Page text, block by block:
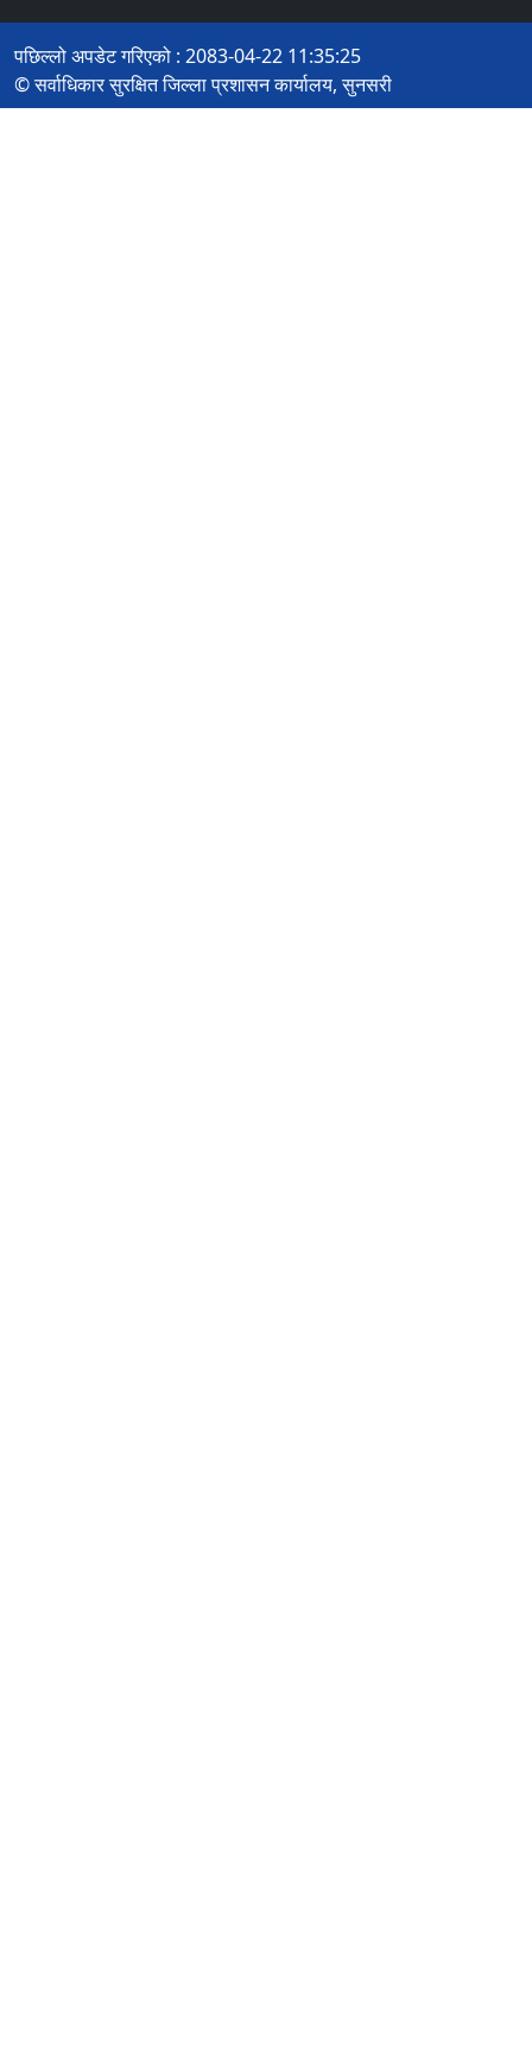
पछिल्लो अपडेट गरिएको : 2083-04-22 11:35:25
© सर्वाधिकार सुरक्षित जिल्ला प्रशासन कार्यालय, सुनसरी